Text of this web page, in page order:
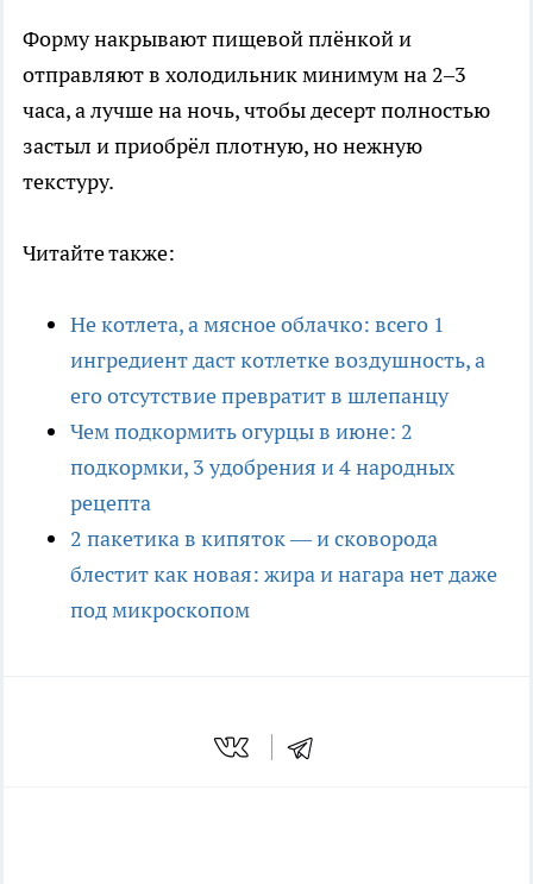
Форму накрывают пищевой плёнкой и
отправляют в холодильник минимум на 2–3
часа, а лучше на ночь, чтобы десерт полностью
застыл и приобрёл плотную, но нежную
текстуру.
Читайте также:
Не котлета, а мясное облачко: всего 1
ингредиент даст котлетке воздушность, а
его отсутствие превратит в шлепанцу
Чем подкормить огурцы в июне: 2
подкормки, 3 удобрения и 4 народных
рецепта
2 пакетика в кипяток — и сковорода
блестит как новая: жира и нагара нет даже
под микроскопом